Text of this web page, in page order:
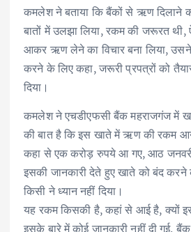
कमलेश ने बताया कि बैंकों से ऋण दिलाने
बातों में उलझा लिया, रकम की जरूरत थी,
आकर ऋण लेने का विचार बना लिया,
करने के लिए कहा, जरूरी प्रपत्रों को
दिया।
कमलेश ने एचडीएफसी बैंक महराजगंज में
की बात है कि इस खाते में ऋण की रकम
कहा से एक करोड़ रुपये आ गए, आठ
इसकी जानकारी देते हुए खाते को बंद
किसी ने ध्यान नहीं दिया।
यह रकम किसकी है, कहां से आई है, क्यों
इसके बारे में कोई जानकारी नहीं दी गई,